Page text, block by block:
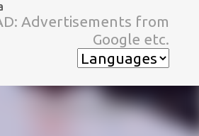
メイン コンテンツに移動
Advertisements from
Google etc.